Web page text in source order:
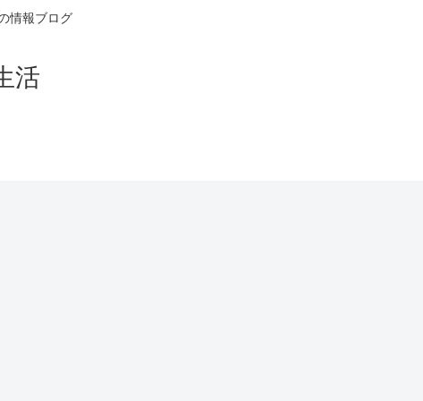
情報ブログ
活